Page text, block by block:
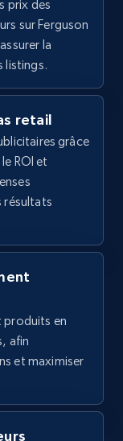
and
by
and
prix des
sur Ferguson
la
listings.
retail
grâce
ROI et
résultats
en
afin
et maximiser